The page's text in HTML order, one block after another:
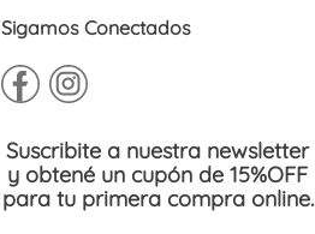
Sigamos Conectados
Suscribite a nuestra newsletter
y obtené un cupón de 15%OFF
para tu primera compra online.